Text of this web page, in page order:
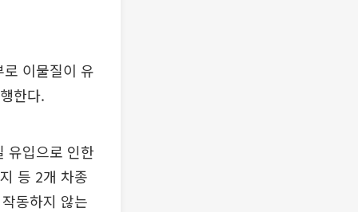
이물질이 유
한다.
유입으로 인한
등 2개 차종
동하지 않는